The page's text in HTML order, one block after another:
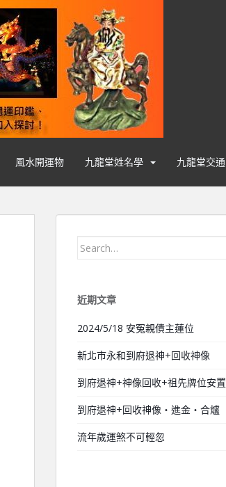
風水開運物 九龍堂姓名學 九龍堂交通
Search for:
近期文章
2024/5/18 安冤親債主蓮位
新北市永和到府退神+回收神像
到府退神+神像回收+祖先牌位安置
到府退神+回收神像‧進金‧合爐
流年歲運煞不可輕忽